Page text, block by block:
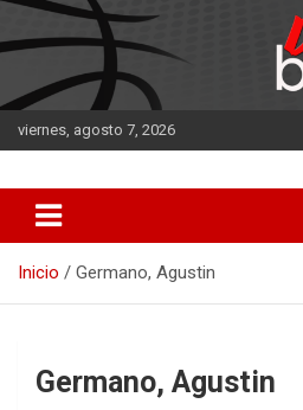
Saltar
al
contenido
viernes, agosto 7, 2026
DATA Basquet
Inicio Germano, Agustin
Germano, Agustin